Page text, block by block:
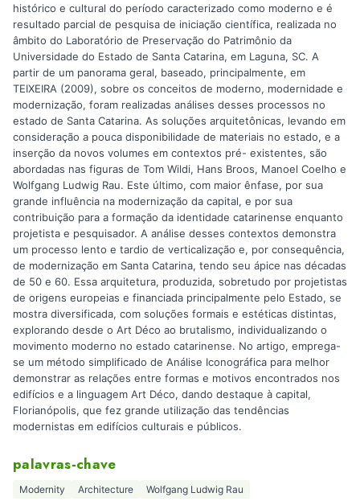
histórico e cultural do período caracterizado como moderno e é
resultado parcial de pesquisa de iniciação científica, realizada no
âmbito do Laboratório de Preservação do Patrimônio da
Universidade do Estado de Santa Catarina, em Laguna, SC. A
partir de um panorama geral, baseado, principalmente, em
TEIXEIRA (2009), sobre os conceitos de moderno, modernidade e
modernização, foram realizadas análises desses processos no
estado de Santa Catarina. As soluções arquitetônicas, levando em
consideração a pouca disponibilidade de materiais no estado, e a
inserção da novos volumes em contextos pré- existentes, são
abordadas nas figuras de Tom Wildi, Hans Broos, Manoel Coelho e
Wolfgang Ludwig Rau. Este último, com maior ênfase, por sua
grande influência na modernização da capital, e por sua
contribuição para a formação da identidade catarinense enquanto
projetista e pesquisador. A análise desses contextos demonstra
um processo lento e tardio de verticalização e, por consequência,
de modernização em Santa Catarina, tendo seu ápice nas décadas
de 50 e 60. Essa arquitetura, produzida, sobretudo por projetistas
de origens europeias e financiada principalmente pelo Estado, se
mostra diversificada, com soluções formais e estéticas distintas,
explorando desde o Art Déco ao brutalismo, individualizando o
movimento moderno no estado catarinense. No artigo, emprega-
se um método simplificado de Análise Iconográfica para melhor
demonstrar as relações entre formas e motivos encontrados nos
edifícios e a linguagem Art Déco, dando destaque à capital,
Florianópolis, que fez grande utilização das tendências
modernistas em edifícios culturais e públicos.
palavras-chave
Modernity Architecture Wolfgang Ludwig Rau